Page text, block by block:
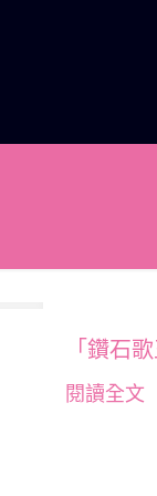
「鑽石
閱讀全文